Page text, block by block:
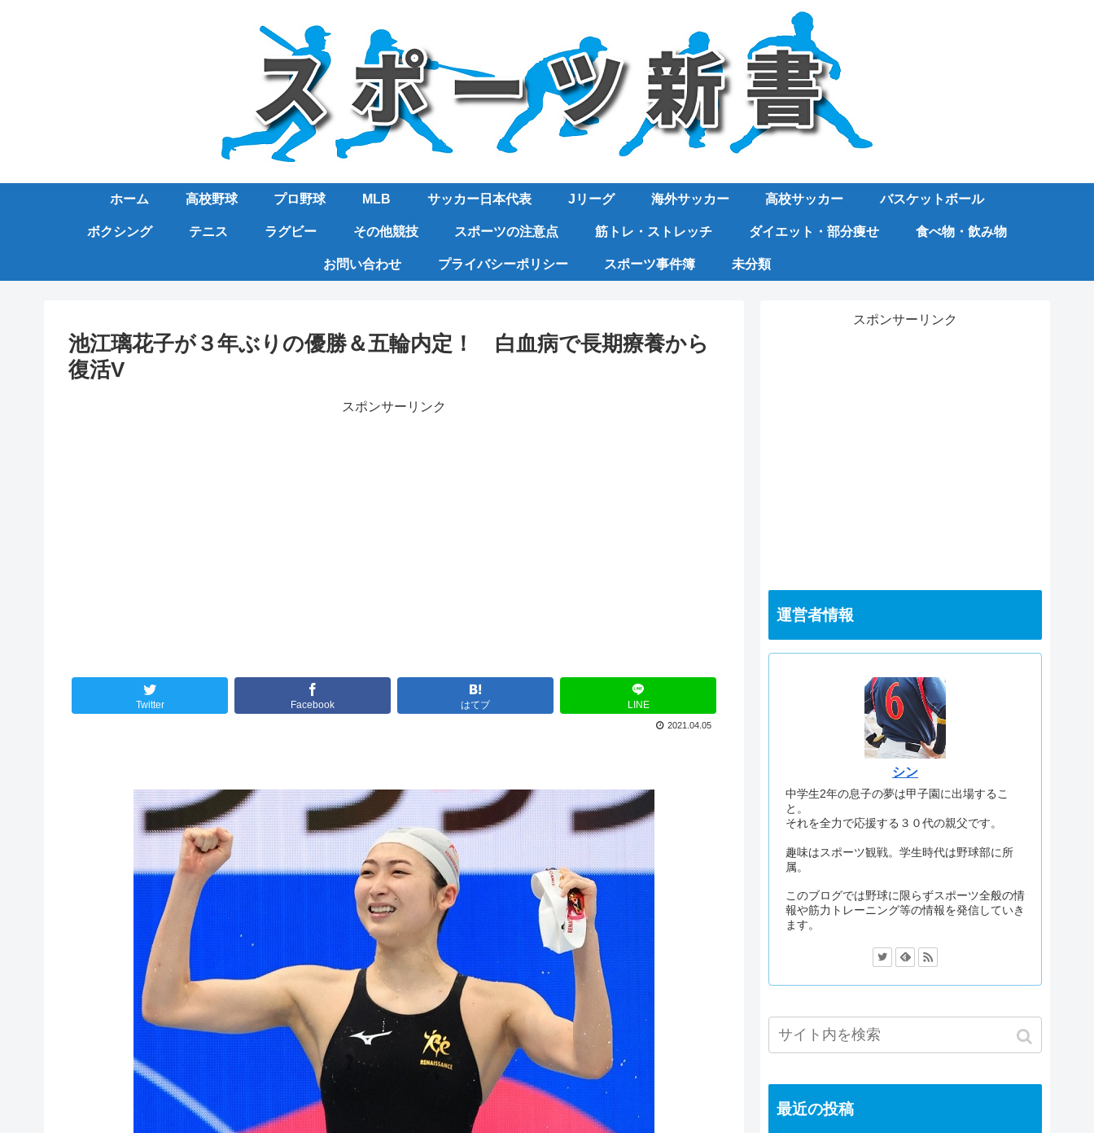
ホーム 高校野球 プロ野球 MLB サッカー日本代表 Jリーグ 海外サッカー 高校サッカー バスケットボール
ボクシング テニス ラグビー その他競技 スポーツの注意点 筋トレ・ストレッチ ダイエット・部分痩せ 食べ物・飲み物
お問い合わせ プライバシーポリシー スポーツ事件簿 未分類
池江璃花子が３年ぶりの優勝＆五輪内定！ 白血病で長期療養から
復活V
スポンサーリンク
Twitter Facebook はてブ LINE
2021.04.05
スポンサーリンク
運営者情報
シン
中学生2年の息子の夢は甲子園に出場するこ
と。
それを全力で応援する３０代の親父です。
趣味はスポーツ観戦。学生時代は野球部に所
属。
このブログでは野球に限らずスポーツ全般の情
報や筋力トレーニング等の情報を発信していき
ます。
最近の投稿